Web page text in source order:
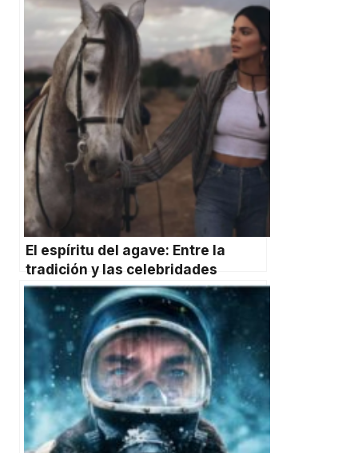
El espíritu del agave: Entre la
tradición y las celebridades